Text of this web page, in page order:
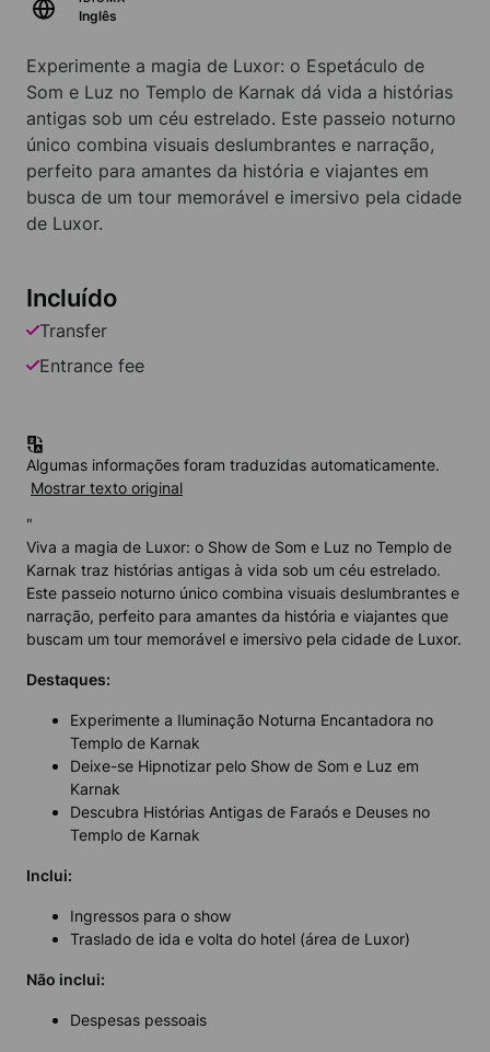
Inglês
Experimente a magia de Luxor: o Espetáculo de
Som e Luz no Templo de Karnak dá vida a histórias
antigas sob um céu estrelado. Este passeio noturno
único combina visuais deslumbrantes e narração,
perfeito para amantes da história e viajantes em
busca de um tour memorável e imersivo pela cidade
de Luxor.
Incluído
Transfer
Entrance fee
Algumas informações foram traduzidas automaticamente.
Mostrar texto original
"
Viva a magia de Luxor: o Show de Som e Luz no Templo de
Karnak traz histórias antigas à vida sob um céu estrelado.
Este passeio noturno único combina visuais deslumbrantes e
narração, perfeito para amantes da história e viajantes que
buscam um tour memorável e imersivo pela cidade de Luxor.
Destaques:
Experimente a Iluminação Noturna Encantadora no
Templo de Karnak
Deixe-se Hipnotizar pelo Show de Som e Luz em
Karnak
Descubra Histórias Antigas de Faraós e Deuses no
Templo de Karnak
Inclui:
Ingressos para o show
Traslado de ida e volta do hotel (área de Luxor)
Não inclui:
Despesas pessoais